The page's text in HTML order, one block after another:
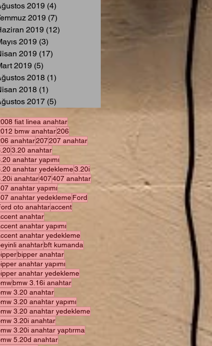
2019 (4)
2019 (7)
2019 (12)
2019 (3)
2019 (17)
2019 (5)
2018 (1)
2018 (1)
2017 (5)
fiat linea anahtar
bmw anahtar206
anahtar207207 anahtar
3.20 anahtar
anahtar yapımı
anahtar yedekleme3.20i
anahtar407407 anahtar
anahtar yapımı
anahtar yedeklemeFord
oto anahtaraccent
anahtar
anahtar yapımı
anahtar yedekleme
anahtarbft kumanda
bipper anahtar
anahtar yapımı
anahtar yedekleme
bmw 3.16i anahtar
3.20 anahtar
3.20 anahtar yapımı
3.20 anahtar yedekleme
3.20i anahtar
3.20i anahtar yaptırma
5.20d anahtar